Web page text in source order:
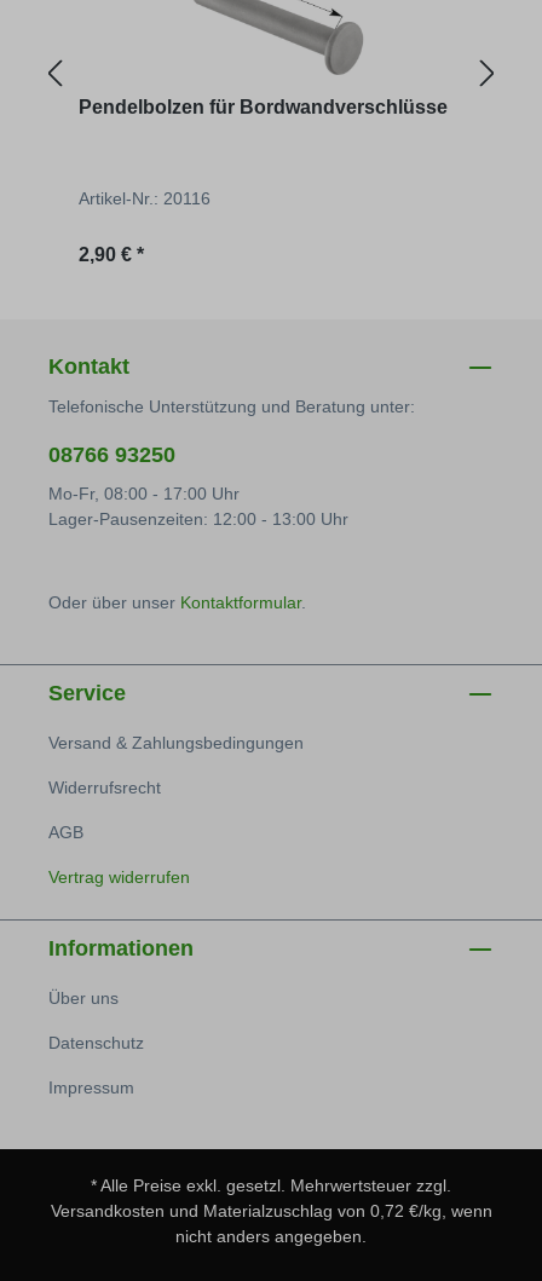
Pendelbolzen für Bordwandverschlüsse
Artikel-Nr.: 20116
Regulärer Preis:
2,90 € *
Kontakt
Telefonische Unterstützung und Beratung unter:
08766 93250
Mo-Fr, 08:00 - 17:00 Uhr
Lager-Pausenzeiten: 12:00 - 13:00 Uhr
Oder über unser Kontaktformular.
Service
Versand & Zahlungsbedingungen
Widerrufsrecht
AGB
Vertrag widerrufen
Informationen
Über uns
Datenschutz
Impressum
* Alle Preise exkl. gesetzl. Mehrwertsteuer zzgl.
Versandkosten und Materialzuschlag von 0,72 €/kg, wenn
nicht anders angegeben.